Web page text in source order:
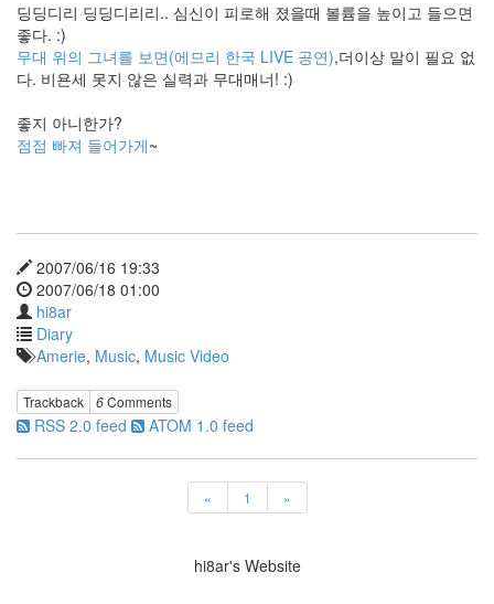
딩딩디리 딩딩디리리.. 심신이 피로해 졌을때 볼륨을 높이고 들으면
좋다. :)
무대 위의 그녀를 보면(에므리 한국 LIVE 공연),더이상 말이 필요 없
다. 비욘세 못지 않은 실력과 무대매너! :)
좋지 아니한가?
점점 빠져 들어가게~
2007/06/16 19:33
2007/06/18 01:00
hi8ar
Diary
Amerie, Music, Music Video
Trackback 6Comments
RSS 2.0 feed ATOM 1.0 feed
« 1 »
라
운
이
meta
거
정
희
석
테
러
Sound
Device
hi8ar's Website